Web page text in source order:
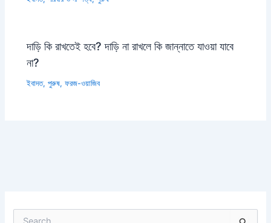
দাড়ি কি রাখতেই হবে? দাড়ি না রাখলে কি জান্নাতে যাওয়া যাবে
না?
ইবাদত,পুরুষ,ফরজ-ওয়াজিব